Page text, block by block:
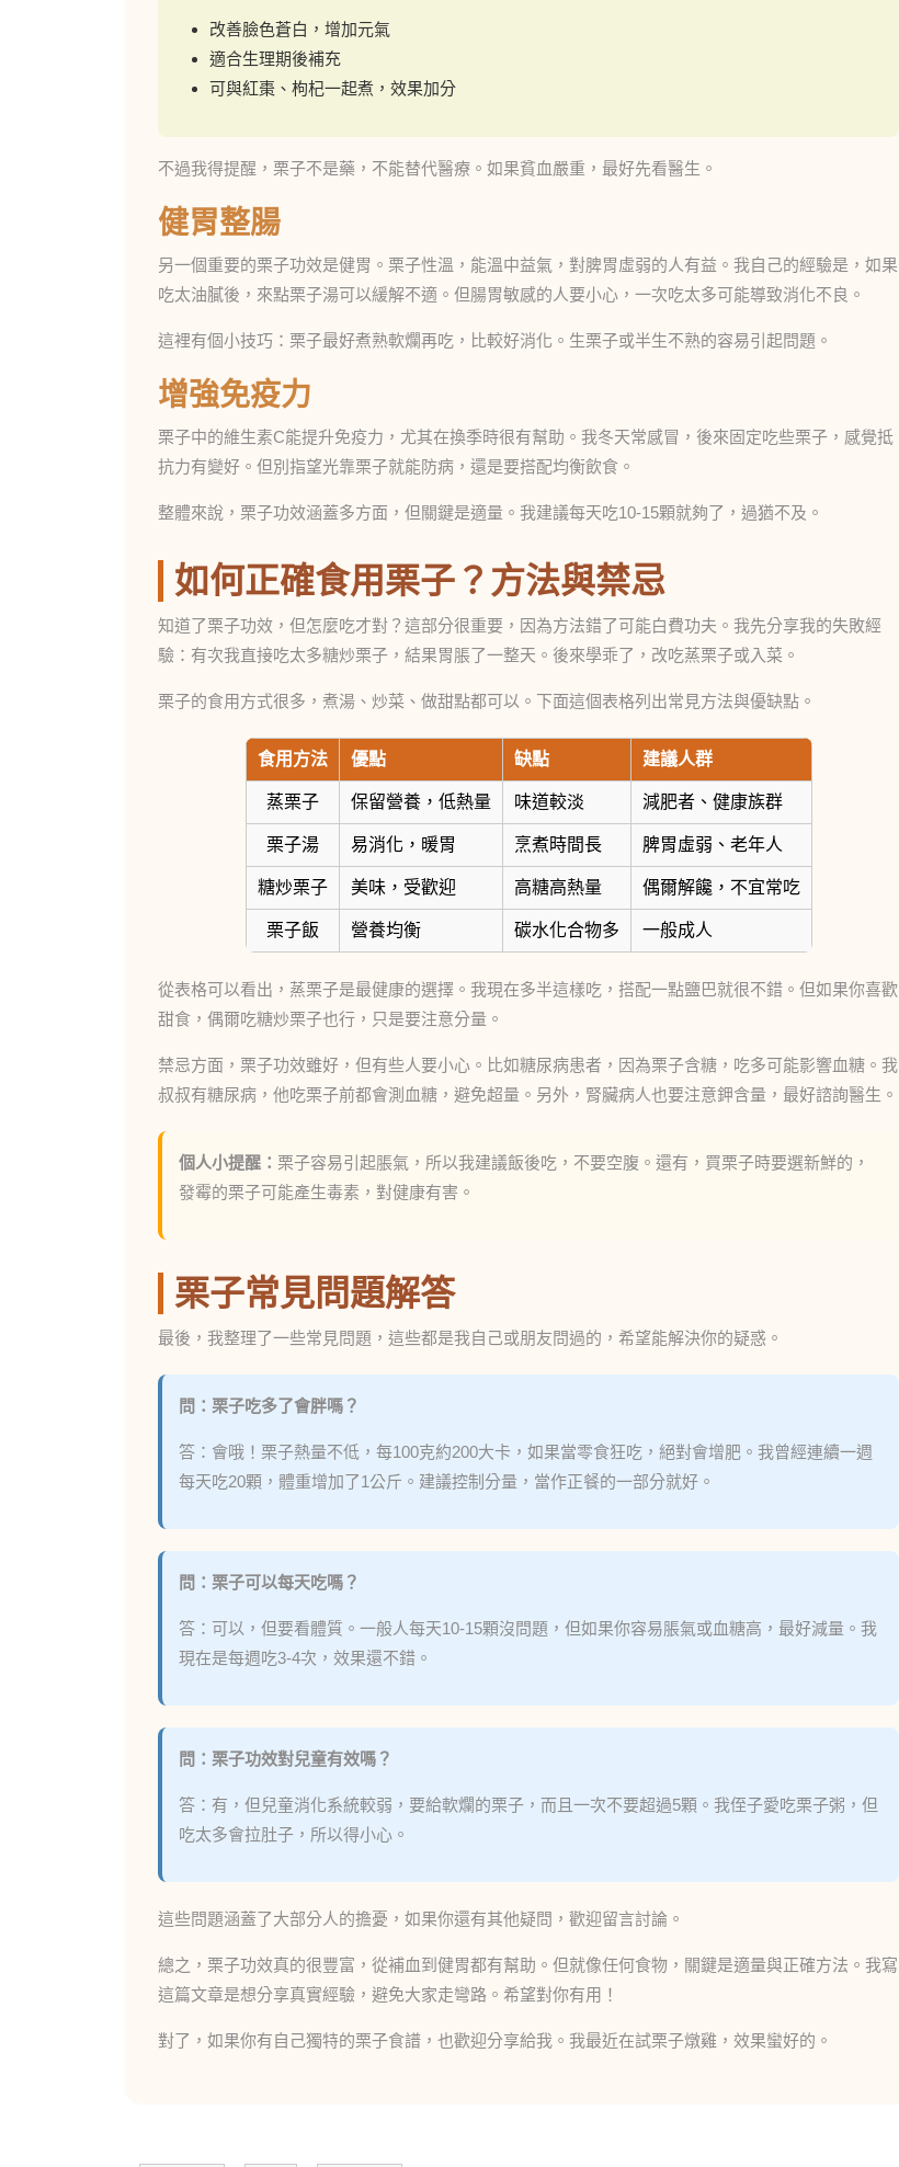
改善臉色蒼白，增加元氣
適合生理期後補充
可與紅棗、枸杞一起煮，效果加分
不過我得提醒，栗子不是藥，不能替代醫療。如果貧血嚴重，最好先看醫生。
健胃整腸
另一個重要的栗子功效是健胃。栗子性溫，能溫中益氣，對脾胃虛弱的人有益。我自己的經驗是，如果
吃太油膩後，來點栗子湯可以緩解不適。但腸胃敏感的人要小心，一次吃太多可能導致消化不良。
這裡有個小技巧：栗子最好煮熟軟爛再吃，比較好消化。生栗子或半生不熟的容易引起問題。
增強免疫力
栗子中的維生素C能提升免疫力，尤其在換季時很有幫助。我冬天常感冒，後來固定吃些栗子，感覺抵
抗力有變好。但別指望光靠栗子就能防病，還是要搭配均衡飲食。
整體來說，栗子功效涵蓋多方面，但關鍵是適量。我建議每天吃10-15顆就夠了，過猶不及。
如何正確食用栗子？方法與禁忌
知道了栗子功效，但怎麼吃才對？這部分很重要，因為方法錯了可能白費功夫。我先分享我的失敗經
驗：有次我直接吃太多糖炒栗子，結果胃脹了一整天。後來學乖了，改吃蒸栗子或入菜。
栗子的食用方式很多，煮湯、炒菜、做甜點都可以。下面這個表格列出常見方法與優缺點。
食用方法 優點 缺點 建議人群
蒸栗子 保留營養，低熱量 味道較淡 減肥者、健康族群
栗子湯 易消化，暖胃 烹煮時間長 脾胃虛弱、老年人
糖炒栗子 美味，受歡迎 高糖高熱量 偶爾解饞，不宜常吃
栗子飯 營養均衡 碳水化合物多 一般成人
從表格可以看出，蒸栗子是最健康的選擇。我現在多半這樣吃，搭配一點鹽巴就很不錯。但如果你喜歡
甜食，偶爾吃糖炒栗子也行，只是要注意分量。
禁忌方面，栗子功效雖好，但有些人要小心。比如糖尿病患者，因為栗子含糖，吃多可能影響血糖。我
叔叔有糖尿病，他吃栗子前都會測血糖，避免超量。另外，腎臟病人也要注意鉀含量，最好諮詢醫生。
個人小提醒： 栗子容易引起脹氣，所以我建議飯後吃，不要空腹。還有，買栗子時要選新鮮的，
發霉的栗子可能產生毒素，對健康有害。
栗子常見問題解答
最後，我整理了一些常見問題，這些都是我自己或朋友問過的，希望能解決你的疑惑。
問：栗子吃多了會胖嗎？
答：會哦！栗子熱量不低，每100克約200大卡，如果當零食狂吃，絕對會增肥。我曾經連續一週
每天吃20顆，體重增加了1公斤。建議控制分量，當作正餐的一部分就好。
問：栗子可以每天吃嗎？
答：可以，但要看體質。一般人每天10-15顆沒問題，但如果你容易脹氣或血糖高，最好減量。我
現在是每週吃3-4次，效果還不錯。
問：栗子功效對兒童有效嗎？
答：有，但兒童消化系統較弱，要給軟爛的栗子，而且一次不要超過5顆。我侄子愛吃栗子粥，但
吃太多會拉肚子，所以得小心。
這些問題涵蓋了大部分人的擔憂，如果你還有其他疑問，歡迎留言討論。
總之，栗子功效真的很豐富，從補血到健胃都有幫助。但就像任何食物，關鍵是適量與正確方法。我寫
這篇文章是想分享真實經驗，避免大家走彎路。希望對你有用！
對了，如果你有自己獨特的栗子食譜，也歡迎分享給我。我最近在試栗子燉雞，效果蠻好的。